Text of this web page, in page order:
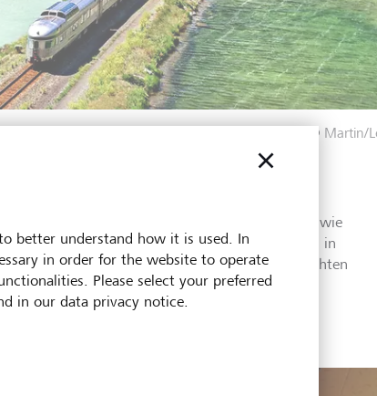
© Martin/
Canadian ist ein legendärer Prestigereisezug – wie
Siberian-Express und der Maharaja-Express in
für Ihre Bucket List! In vier Tagen und vier Nächten
bietet Ihnen das einmalige Erlebnis einer
Landschaften der Welt.
better understand how it is used. In
in order for the website to operate
Please select your preferred
in our data privacy notice.